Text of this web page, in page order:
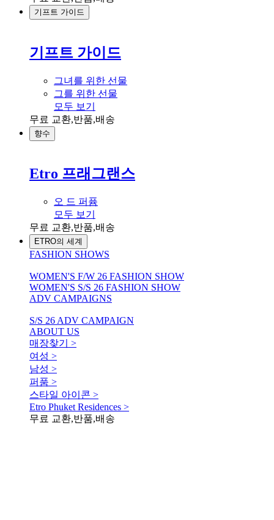
기프트 가이드
기프트 가이드
그녀를 위한 선물
그를 위한 선물
모두 보기
무료 교환,반품,배송
향수
Etro 프래그랜스
오 드 퍼퓸
모두 보기
무료 교환,반품,배송
ETRO의 세계
FASHION SHOWS
WOMEN'S F/W 26 FASHION SHOW
WOMEN'S S/S 26 FASHION SHOW
ADV CAMPAIGNS
S/S 26 ADV CAMPAIGN
ABOUT US
매장찾기 >
여성 >
남성 >
퍼품 >
스타일 아이콘 >
Etro Phuket Residences >
무료 교환,반품,배송